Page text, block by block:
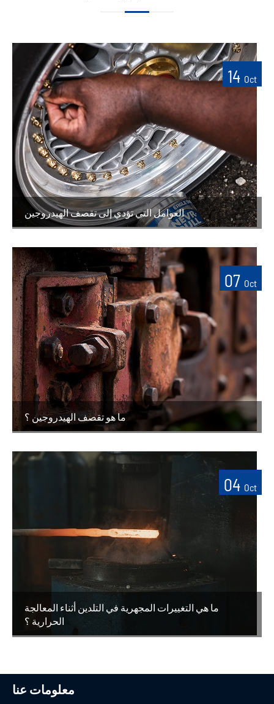
14 Oct
العوامل التي تؤدي إلى تقصف الهيدروجين
07 Oct
ما هو تقصف الهيدروجين ؟
04 Oct
ما هي التغييرات المجهرية في التلدين أثناء المعالجة
الحرارية ؟
معلومات عنا